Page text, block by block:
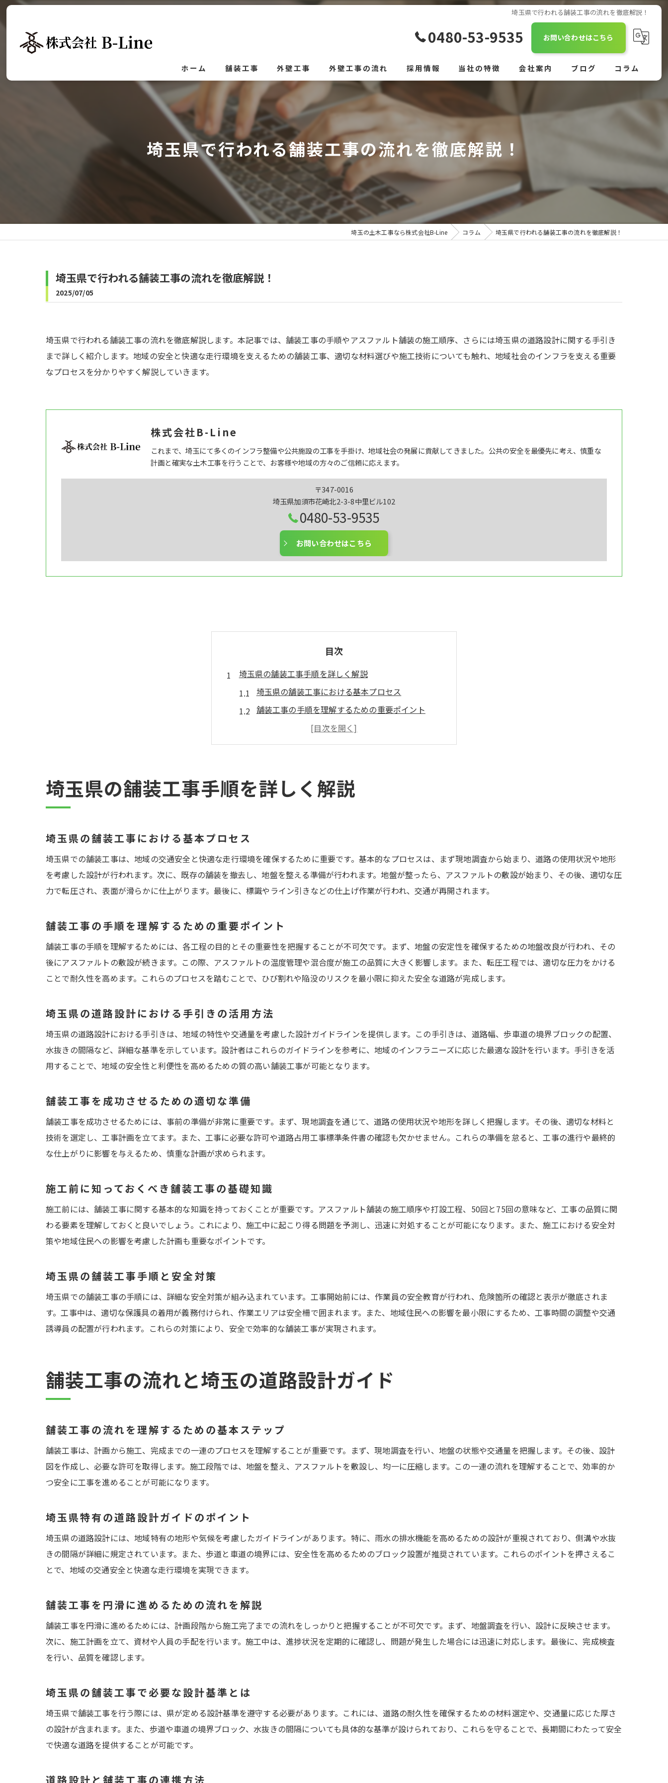
埼玉県で行われる舗装工事の流れを徹底解説！
0480-53-9535 お問い合わせはこちら
ホーム 舗装工事 外壁工事 外壁工事の流れ 採用情報 当社の特徴
駐車場
作業員
正社員
会社案内 ブログ コラム
埼玉県で行われる舗装工事の流れを徹底解説！
埼玉の土木工事なら株式会社B-Line コラム 埼玉県で行われる舗装工事の流れを徹底解説！
埼玉県で行われる舗装工事の流れを徹底解説！
2025/07/05
埼玉県で行われる舗装工事の流れを徹底解説します。本記事では、舗装工事の手順やアスファルト舗装の施工順序、さらには埼玉県の道路設計に関する手引き
まで詳しく紹介します。地域の安全と快適な走行環境を支えるための舗装工事、適切な材料選びや施工技術についても触れ、地域社会のインフラを支える重要
なプロセスを分かりやすく解説していきます。
株式会社B-Line
これまで、埼玉にて多くのインフラ整備や公共施設の工事を手掛け、地域社会の発展に貢献してきました。公共の安全を最優先に考え、慎重な
計画と確実な土木工事を行うことで、お客様や地域の方々のご信頼に応えます。
〒347-0016
埼玉県加須市花崎北2-3-8中里ビル102
0480-53-9535
お問い合わせはこちら
目次
埼玉県の舗装工事手順を詳しく解説
埼玉県の舗装工事における基本プロセス
舗装工事の手順を理解するための重要ポイント
埼玉県の道路設計における手引きの活用方法
舗装工事を成功させるための適切な準備
埼玉県の舗装工事手順と安全対策
舗装工事の流れと埼玉の道路設計ガイド
舗装工事を円滑に進めるための流れを解説
埼玉県の舗装工事で必要な設計基準とは
道路設計と舗装工事の連携方法
埼玉県での舗装工事プロセスを学ぶ
埼玉県での舗装工事の基礎を学ぶ
舗装工事のプロセスを効果的に進める方法
地域に適した舗装工事の手順を理解する
道路設計と舗装工事の関連性を解説
舗装工事のプロセスと設計基準の重要性
アスファルト舗装の施工と埼玉県の設計基準
アスファルト舗装施工の基本手順を解説
アスファルト舗装の施工順序とそのポイント
埼玉県の道路設計基準に基づく施工方法
アスファルト舗装施工の流れと注意事項
さいたま市における舗装工事の手順を解説
舗装工事の流れをさいたま市の事例で学ぶ
さいたま市の道路設計における基本ガイド
舗装工事を成功させるためのさいたま市の基準
埼玉県での舗装工事の手順と設計基準
埼玉県における舗装工事の基本手順を解説
舗装工事の手順を埼玉県の設計基準で学ぶ
舗装工事を成功に導くための手順とポイント
埼玉県の設計基準に基づく舗装工事の流れ
舗装工事の施工順序と埼玉県のガイド
舗装工事の施工順序を詳しく解説
埼玉県のガイドに基づく施工順序の重要性
施工順序と埼玉県ガイドの連携方法
埼玉県の道路設計と舗装工事の詳細
埼玉県の道路設計と施工の連携方法
舗装工事における埼玉県設計のポイント
埼玉県の設計基準を満たす舗装工事の流れ
埼玉県の舗装工事手順を詳しく解説
埼玉県の舗装工事における基本プロセス
埼玉県での舗装工事は、地域の交通安全と快適な走行環境を確保するために重要です。基本的なプロセスは、まず現地調査から始まり、道路の使用状況や地形
を考慮した設計が行われます。次に、既存の舗装を撤去し、地盤を整える準備が行われます。地盤が整ったら、アスファルトの敷設が始まり、その後、適切な圧
力で転圧され、表面が滑らかに仕上がります。最後に、標識やライン引きなどの仕上げ作業が行われ、交通が再開されます。
舗装工事の手順を理解するための重要ポイント
舗装工事の手順を理解するためには、各工程の目的とその重要性を把握することが不可欠です。まず、地盤の安定性を確保するための地盤改良が行われ、その
後にアスファルトの敷設が続きます。この際、アスファルトの温度管理や混合度が施工の品質に大きく影響します。また、転圧工程では、適切な圧力をかける
ことで耐久性を高めます。これらのプロセスを踏むことで、ひび割れや陥没のリスクを最小限に抑えた安全な道路が完成します。
埼玉県の道路設計における手引きの活用方法
埼玉県の道路設計における手引きは、地域の特性や交通量を考慮した設計ガイドラインを提供します。この手引きは、道路幅、歩車道の境界ブロックの配置、
水抜きの間隔など、詳細な基準を示しています。設計者はこれらのガイドラインを参考に、地域のインフラニーズに応じた最適な設計を行います。手引きを活
用することで、地域の安全性と利便性を高めるための質の高い舗装工事が可能となります。
舗装工事を成功させるための適切な準備
舗装工事を成功させるためには、事前の準備が非常に重要です。まず、現地調査を通じて、道路の使用状況や地形を詳しく把握します。その後、適切な材料と
技術を選定し、工事計画を立てます。また、工事に必要な許可や道路占用工事標準条件書の確認も欠かせません。これらの準備を怠ると、工事の進行や最終的
な仕上がりに影響を与えるため、慎重な計画が求められます。
施工前に知っておくべき舗装工事の基礎知識
施工前には、舗装工事に関する基本的な知識を持っておくことが重要です。アスファルト舗装の施工順序や打設工程、50回と75回の意味など、工事の品質に関
わる要素を理解しておくと良いでしょう。これにより、施工中に起こり得る問題を予測し、迅速に対処することが可能になります。また、施工における安全対
策や地域住民への影響を考慮した計画も重要なポイントです。
埼玉県の舗装工事手順と安全対策
埼玉県での舗装工事の手順には、詳細な安全対策が組み込まれています。工事開始前には、作業員の安全教育が行われ、危険箇所の確認と表示が徹底されま
す。工事中は、適切な保護具の着用が義務付けられ、作業エリアは安全柵で囲まれます。また、地域住民への影響を最小限にするため、工事時間の調整や交通
誘導員の配置が行われます。これらの対策により、安全で効率的な舗装工事が実現されます。
舗装工事の流れと埼玉の道路設計ガイド
舗装工事の流れを理解するための基本ステップ
舗装工事は、計画から施工、完成までの一連のプロセスを理解することが重要です。まず、現地調査を行い、地盤の状態や交通量を把握します。その後、設計
図を作成し、必要な許可を取得します。施工段階では、地盤を整え、アスファルトを敷設し、均一に圧縮します。この一連の流れを理解することで、効率的か
つ安全に工事を進めることが可能になります。
埼玉県特有の道路設計ガイドのポイント
埼玉県の道路設計には、地域特有の地形や気候を考慮したガイドラインがあります。特に、雨水の排水機能を高めるための設計が重視されており、側溝や水抜
きの間隔が詳細に規定されています。また、歩道と車道の境界には、安全性を高めるためのブロック設置が推奨されています。これらのポイントを押さえるこ
とで、地域の交通安全と快適な走行環境を実現できます。
舗装工事を円滑に進めるための流れを解説
舗装工事を円滑に進めるためには、計画段階から施工完了までの流れをしっかりと把握することが不可欠です。まず、地盤調査を行い、設計に反映させます。
次に、施工計画を立て、資材や人員の手配を行います。施工中は、進捗状況を定期的に確認し、問題が発生した場合には迅速に対応します。最後に、完成検査
を行い、品質を確認します。
埼玉県の舗装工事で必要な設計基準とは
埼玉県で舗装工事を行う際には、県が定める設計基準を遵守する必要があります。これには、道路の耐久性を確保するための材料選定や、交通量に応じた厚さ
の設計が含まれます。また、歩道や車道の境界ブロック、水抜きの間隔についても具体的な基準が設けられており、これらを守ることで、長期間にわたって安全
で快適な道路を提供することが可能です。
道路設計と舗装工事の連携方法